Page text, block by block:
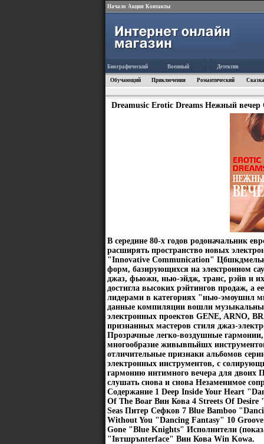
Начало Акция Контакты
Биографический Военный Детектив
Обучающий Приключения Романтический
Dreamusic Erotic Dreams Нежный
В середине 80-х годов родоначальник
расширять пространство новых
"Innovative Communication"
форм, базирующихся на электронном
джаз, фьюжн, нью-эйдж, транс, рэйв и
достигла высоких рэйтингов продаж, а
лидерами в категориях "нью-эмоушнл
данные компиляции вошли
электронных проектов GENE, ARNO,
признанных мастеров стиля джаз-
Прозрачные легко-воздушные
многообразие живывпьйшх
отличительные признаки альбомов
электронных инструментов, с
гармонию интимного вечера для двоих
слушать снова и снова Незаменимое
Содержание 1 Deep Inside Your Heart
Of The Boar Вин Кова 4 Streets Of Desire
Seas Питер Сефков 7 Blue Bamboo
Without You "Dancing Fantasy" 10
Gone "Blue Knights" Исполнители
"Iвтшръnterface" Вин Кова Win Kowa.